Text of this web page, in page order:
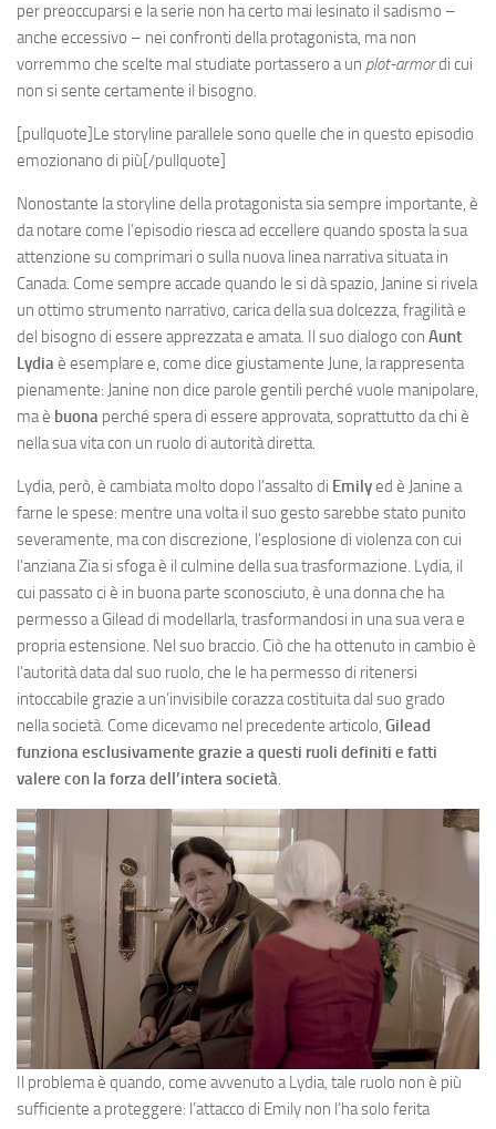
per preoccuparsi e la serie non ha certo mai lesinato il sadismo –
anche eccessivo – nei confronti della protagonista, ma non
vorremmo che scelte mal studiate portassero a un plot-armordi cui
non si sente certamente il bisogno.
[pullquote]Le storyline parallele sono quelle che in questo episodio
emozionano di più[/pullquote]
Nonostante la storyline della protagonista sia sempre importante, è
da notare come l’episodio riesca ad eccellere quando sposta la sua
attenzione su comprimari o sulla nuova linea narrativa situata in
Canada. Come sempre accade quando le si dà spazio, Janine si rivela
un ottimo strumento narrativo, carica della sua dolcezza, fragilità e
del bisogno di essere apprezzata e amata. Il suo dialogo con Aunt
Lydiaè esemplare e, come dice giustamente June, la rappresenta
pienamente: Janine non dice parole gentili perché vuole manipolare,
ma è buona perché spera di essere approvata, soprattutto da chi è
nella sua vita con un ruolo di autorità diretta.
Lydia, però, è cambiata molto dopo l’assalto di Emilyed è Janine a
farne le spese: mentre una volta il suo gesto sarebbe stato punito
severamente, ma con discrezione, l’esplosione di violenza con cui
l’anziana Zia si sfoga è il culmine della sua trasformazione. Lydia, il
cui passato ci è in buona parte sconosciuto, è una donna che ha
permesso a Gilead di modellarla, trasformandosi in una sua vera e
propria estensione. Nel suo braccio. Ciò che ha ottenuto in cambio è
l’autorità data dal suo ruolo, che le ha permesso di ritenersi
intoccabile grazie a un’invisibile corazza costituita dal suo grado
nella società. Come dicevamo nel precedente articolo, Gilead
funziona esclusivamente grazie a questi ruoli definiti e fatti
valere con la forza dell’intera società.
Il problema è quando, come avvenuto a Lydia, tale ruolo non è più
sufficiente a proteggere: l’attacco di Emily non l’ha solo ferita